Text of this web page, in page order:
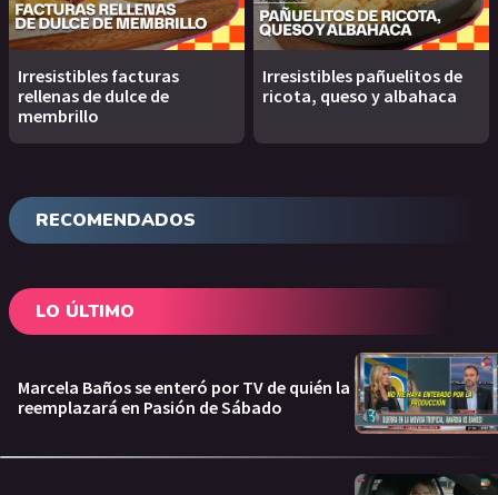
Irresistibles facturas
rellenas de dulce de
membrillo
Irresistibles pañuelitos de
ricota, queso y albahaca
RECOMENDADOS
LO ÚLTIMO
Marcela Baños se enteró por TV de quién la
reemplazará en Pasión de Sábado